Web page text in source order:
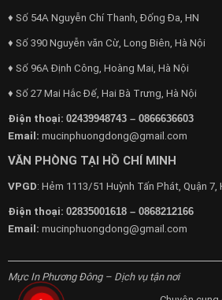
♦ Số 54A Nguyễn Chí Thanh, Đống Đa, HN
♦ Số 390 Nguyễn văn Cừ, Long Biên, Hà Nội
♦ Số 96A Định Công, Hoàng Mai, Hà Nội
♦ Số 27 Mai Hắc Đế, Hai Bà Trưng, Hà Nội
Điện thoại: 02439948743 – 0866636603
Email: mucinphuongdong@gmail.com
VĂN PHÒNG TẠI HỒ CHÍ MINH
VPGD: Hẻm 1113/51 Huỳnh Tấn Phát, Quận 7,
Điện thoại: 02835001618 – 0868212166
Email: mucinphuongdong@gmail.com
Mực In Phương Đông – Dịch vụ tận nơi